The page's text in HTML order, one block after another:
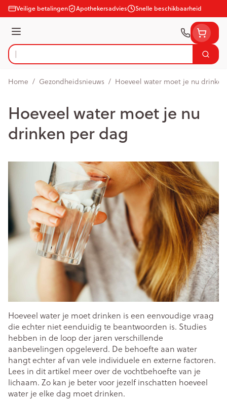
Ga naar de inhoud
Veilige betalingen Apothekersadvies Snelle beschikbaarheid
Menu
Product, merk, categorie...
Zoek
Home / Gezondheidsnieuws / Hoeveel water moet je nu
Hoeveel water moet je nu
drinken per dag
Hoeveel water je moet drinken is een eenvoudige vraag
die echter niet eenduidig te beantwoorden is. Studies
hebben in de loop der jaren verschillende
aanbevelingen opgeleverd. De behoefte aan water
hangt echter af van vele individuele en externe factoren.
Lees in dit artikel meer over de vochtbehoefte van je
lichaam. Zo kan je beter voor jezelf inschatten hoeveel
water je elke dag moet drinken.